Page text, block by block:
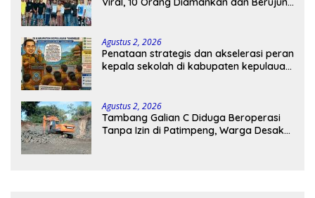
Agustus 2, 2026
Penataan strategis dan akselerasi peran
kepala sekolah di kabupaten kepulauan
Agustus 2, 2026
Tambang Galian C Diduga Beroperasi
Tanpa Izin di Patimpeng, Warga Desak